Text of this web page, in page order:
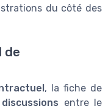
du côté des
de
, la fiche de
discussions entre le